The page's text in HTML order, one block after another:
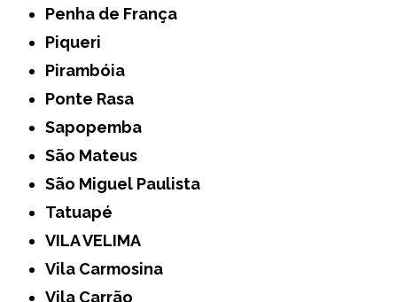
Penha de França
Piqueri
Pirambóia
Ponte Rasa
Sapopemba
São Mateus
São Miguel Paulista
Tatuapé
VILA VELIMA
Vila Carmosina
Vila Carrão